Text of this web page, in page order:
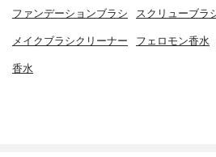
ファンデーションブラシ スクリューブラ
メイクブラシクリーナー フェロモン香水
香水